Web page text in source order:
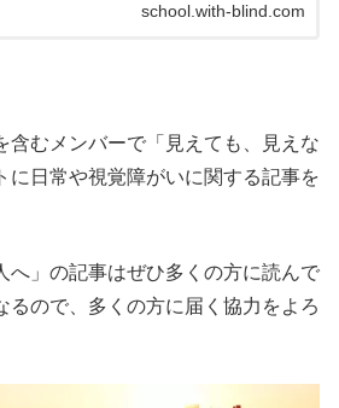
school.with-blind.com
含むメンバーで「見えても、見えな
に日常や視覚障がいに関する記事を
へ」の記事はぜひ多くの方に読んで
るので、多くの方に届く協力をよろ